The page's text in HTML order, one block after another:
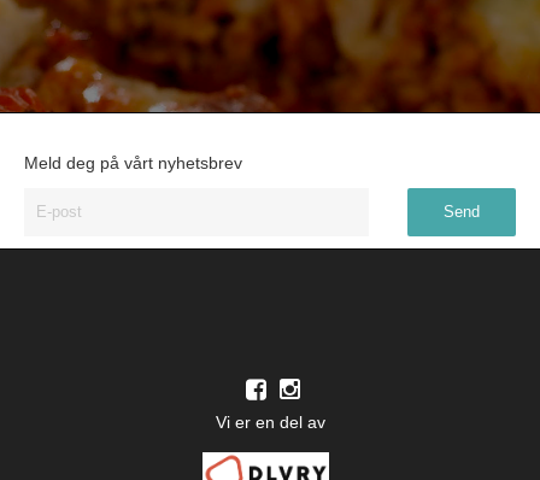
Meld deg på vårt nyhetsbrev
Vi er en del av